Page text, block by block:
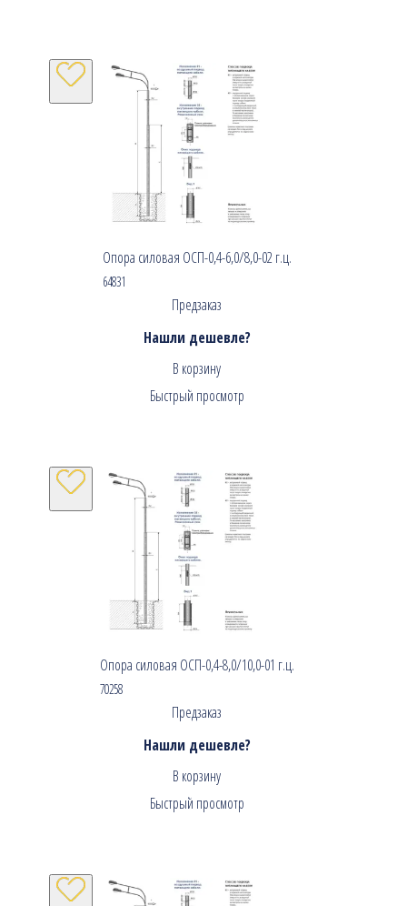
Опора силовая ОСП-0,4-6,0/8,0-02 г.ц.
64831
Предзаказ
Нашли дешевле?
В корзину
Быстрый просмотр
Опора силовая ОСП-0,4-8,0/10,0-01 г.ц.
70258
Предзаказ
Нашли дешевле?
В корзину
Быстрый просмотр